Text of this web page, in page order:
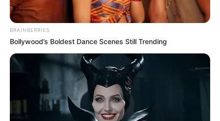
BRAINBERRIES
Bollywood’s Boldest Dance Scenes Still Trending